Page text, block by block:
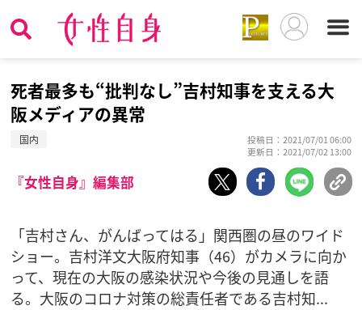
死者最多も“批判なし”吉村知事を支える大
阪メディアの異常
国内
投稿日：2021/07/01 06:00
更新日：2021/07/02 13:00
『女性自身』編集部
「吉村さん、がんばってはる」関西圏の昼のワイド
ショー。吉村洋文大阪府知事（46）がカメラに向か
って、現在の大阪の感染状況や今後の見通しを語
る。大阪のコロナ対策の総責任者である吉村知...